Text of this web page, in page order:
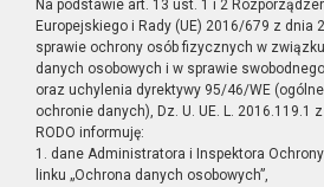
Na podstawie art. 13 ust. 1 i 2
Europejskiego i Rady (UE) 2016/679 z dnia
sprawie ochrony osób fizycznych w
danych osobowych i w sprawie
oraz uchylenia dyrektywy 95/46/WE
ochronie danych), Dz. U. UE. L. 2016.119.1
RODO informuję:
1. dane Administratora i Inspektora
linku „Ochrona danych osobowych”,